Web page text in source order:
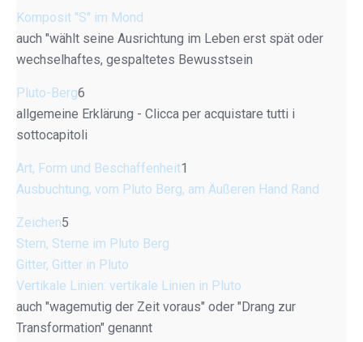
Komposit "S" im Mond
auch "wählt seine Ausrichtung im Leben erst spät oder
wechselhaftes, gespaltetes Bewusstsein
Pluto-Berg6
allgemeine Erklärung - Clicca per acquistare tutti i
sottocapitoli
Art, Form und Beschaffenheit1
Ausbuchtung, vom Pluto Berg, am Äußeren Hand Rand
Zeichen5
Stern, Sterne im Pluto Berg
Gitter, Gitter in Pluto
Vertikale Linien: vertikale Linien in Pluto
auch "wagemutig der Zeit voraus" oder "Drang zur
Transformation" genannt